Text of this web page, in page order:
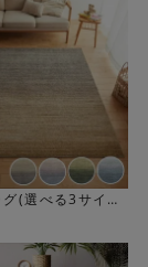
(選べる3サイ